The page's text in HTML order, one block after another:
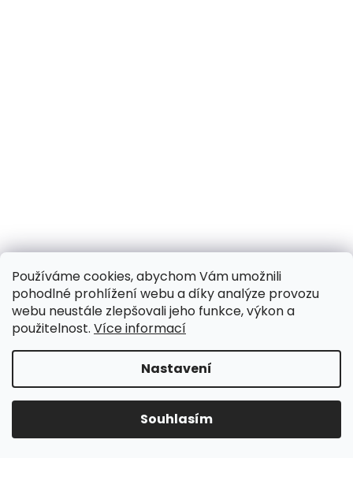
Používáme cookies, abychom Vám umožnili
pohodlné prohlížení webu a díky analýze provozu
webu neustále zlepšovali jeho funkce, výkon a
použitelnost. Více informací
Nastavení
Souhlasím
31.7.-8.8. DOVOLENÁ, objednávky a dotazy vyřídíme
po dovolené. Během dovolené nevyřizujeme